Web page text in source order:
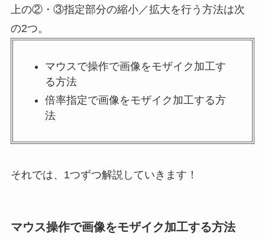
上の②・③指定部分の縮小／拡大を行う方法は次
の2つ。
マウスで操作で画像をモザイク加工す
る方法
倍率指定で画像をモザイク加工する方
法
それでは、1つずつ解説していきます！
マウス操作で画像をモザイク加工する方法